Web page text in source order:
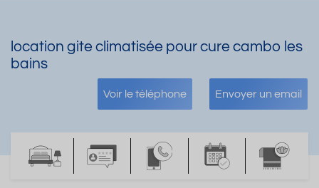
location gite climatisée pour cure cambo les
bains
Voir le téléphone Envoyer un email